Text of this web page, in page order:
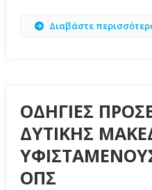
Διαβάστε
ΟΔΗΓΙΕΣ
ΔΥΤΙΚΗΣ
ΟΠΣ